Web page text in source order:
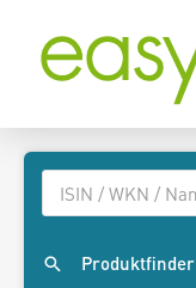
Produktfinder